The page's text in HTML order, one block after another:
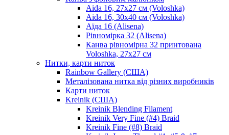
Aida 16, 27х27 см (Voloshka)
Aida 16, 30х40 см (Voloshka)
Аїда 16 (Alisena)
Рівномірка 32 (Alisena)
Канва рівномірна 32 принтована
Voloshka, 27х27 см
Нитки, карти ниток
Rainbow Gallery (США)
Металізована нитка від різних виробників
Карти ниток
Kreinik (США)
Kreinik Blending Filament
Kreinik Very Fine (#4) Braid
Kreinik Fine (#8) Braid